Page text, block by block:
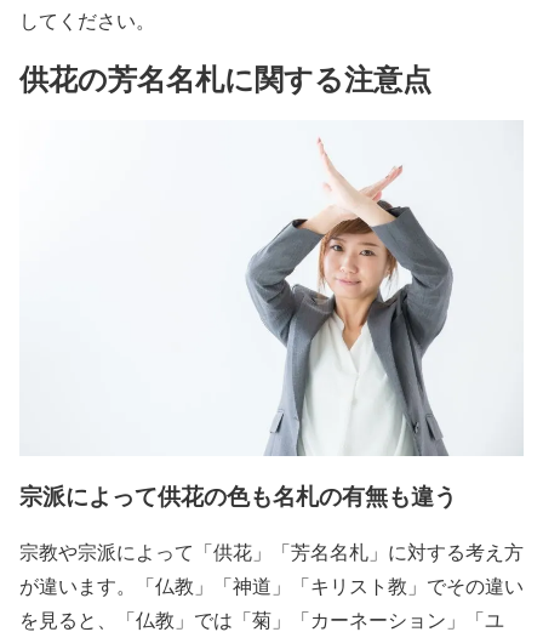
してください。
供花の芳名名札に関する注意点
宗派によって供花の色も名札の有無も違う
宗教や宗派によって「供花」「芳名名札」に対する考え方
が違います。「仏教」「神道」「キリスト教」でその違い
を見ると、「仏教」では「菊」「カーネーション」「ユ